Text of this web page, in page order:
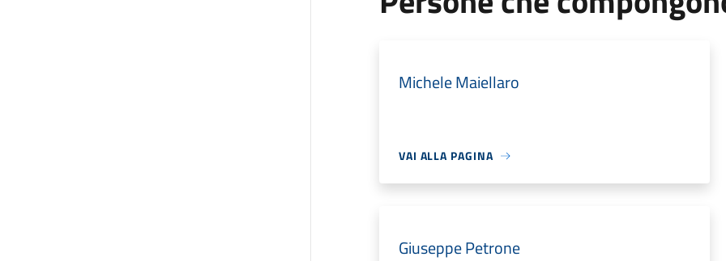
Michele Maiellaro
VAI ALLA PAGINA
Giuseppe Petrone